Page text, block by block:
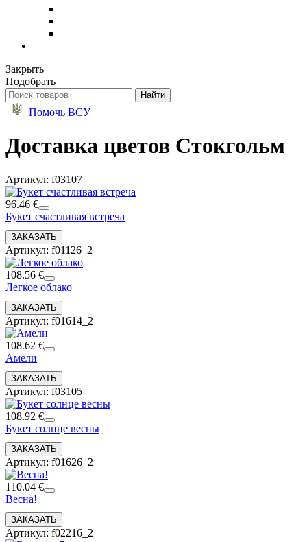
Закрыть
Подобрать
Помочь ВСУ
Доставка цветов Стокгольм
Артикул: f03107
96.46 €
Букет счастливая встреча
Артикул: f01126_2
108.56 €
Легкое облако
Артикул: f01614_2
108.62 €
Амели
Артикул: f03105
108.92 €
Букет солнце весны
Артикул: f01626_2
110.04 €
Весна!
Артикул: f02216_2